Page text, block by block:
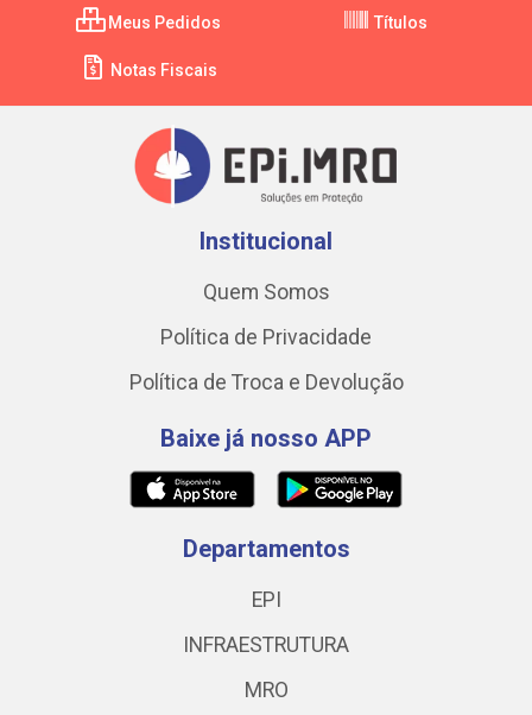
Meus Pedidos Títulos
Notas Fiscais
Institucional
Quem Somos
Política de Privacidade
Política de Troca e Devolução
Baixe já nosso APP
Departamentos
EPI
INFRAESTRUTURA
MRO